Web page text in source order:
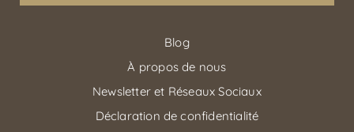
Blog
À propos de nous
Newsletter et Réseaux Sociaux
Déclaration de confidentialité